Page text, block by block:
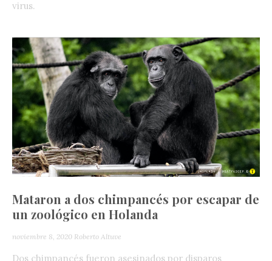
virus.
Mataron a dos chimpancés por escapar de
un zoológico en Holanda
noviembre 8, 2020 Roberto Altuve
Dos chimpancés fueron asesinados por disparos